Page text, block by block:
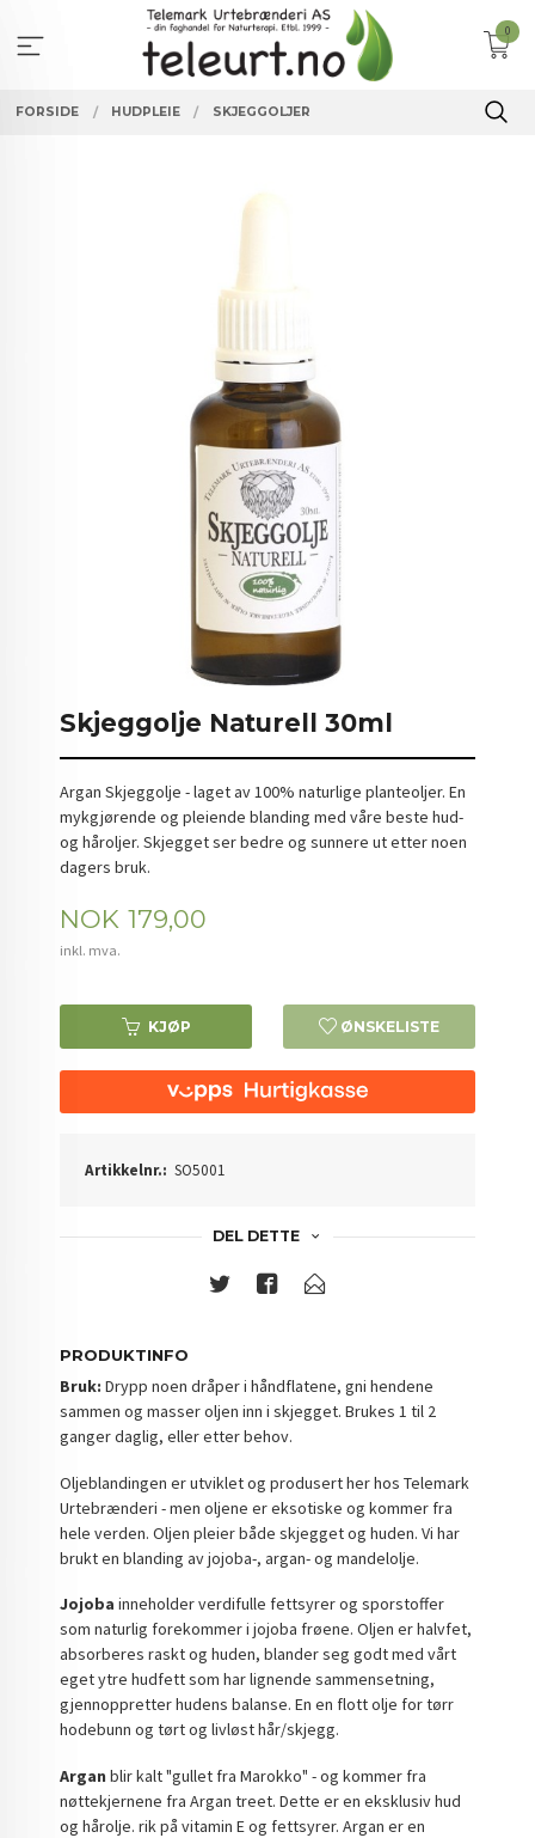
innholdet
0
FORSIDE HUDPLEIE SKJEGGOLJER
Skjeggolje Naturell 30ml
Argan Skjeggolje - laget av 100% naturlige planteoljer. En
mykgjørende og pleiende blanding med våre beste hud-
og håroljer. Skjegget ser bedre og sunnere ut etter noen
dagers bruk.
Pris
NOK 179,00
inkl. mva.
KJØP ØNSKELISTE
Artikkelnr.: SO5001
DEL DETTE
PRODUKTINFO
Bruk: Drypp noen dråper i håndflatene, gni hendene
sammen og masser oljen inn i skjegget. Brukes 1 til 2
ganger daglig, eller etter behov.
Oljeblandingen er utviklet og produsert her hos Telemark
Urtebrænderi - men oljene er eksotiske og kommer fra
hele verden. Oljen pleier både skjegget og huden. Vi har
brukt en blanding av jojoba-, argan- og mandelolje.
Jojobainneholder verdifulle fettsyrer og sporstoffer
som naturlig forekommer i jojoba frøene. Oljen er halvfet,
absorberes raskt og huden, blander seg godt med vårt
eget ytre hudfett som har lignende sammensetning,
gjennoppretter hudens balanse. En en flott olje for tørr
hodebunn og tørt og livløst hår/skjegg.
Argan blir kalt "gullet fra Marokko" - og kommer fra
nøttekjernene fra Argan treet. Dette er en eksklusiv hud
og hårolje. rik på vitamin E og fettsyrer. Argan er en